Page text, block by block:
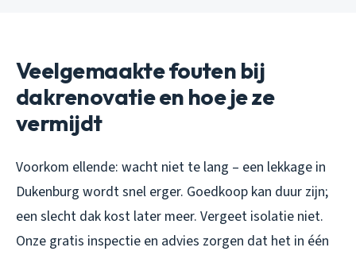
Veelgemaakte fouten bij
dakrenovatie en hoe je ze
vermijdt
Voorkom ellende: wacht niet te lang – een lekkage in
Dukenburg wordt snel erger. Goedkoop kan duur zijn;
een slecht dak kost later meer. Vergeet isolatie niet.
Onze gratis inspectie en advies zorgen dat het in één